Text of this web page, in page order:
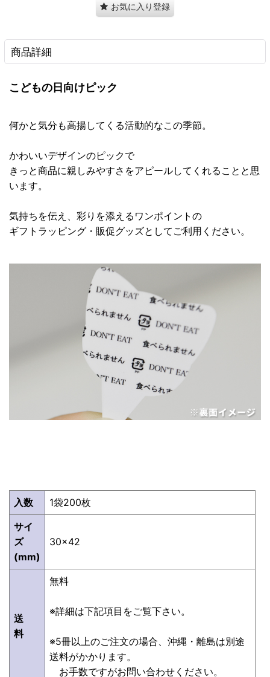
お気に入り登録
商品詳細
こどもの日向けピック
何かと気分も高揚してくる活動的なこの季節。
かわいいデザインのピックで
きっと商品に親しみやすさをアピールしてくれることと思
います。
気持ちを伝え、彩りを添えるワンポイントの
ギフトラッピング・販促グッズとしてご利用ください。
入数
1袋200枚
サイ
ズ
(mm)
30×42
送
料
無料
※詳細は下記項目をご覧下さい。
※5冊以上のご注文の場合、沖縄・離島は別途
送料がかかります。
お手数ですがお問い合わせください。